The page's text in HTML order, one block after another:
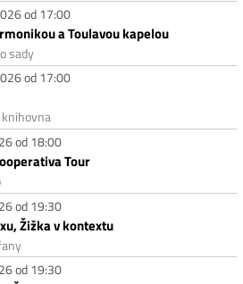
od 17:00
a Toulavou kapelou
sady
od 17:00
od 18:00
Tour
od 19:30
Žižka v kontextu
od 19:30